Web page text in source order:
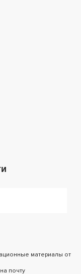
материалы от
почту